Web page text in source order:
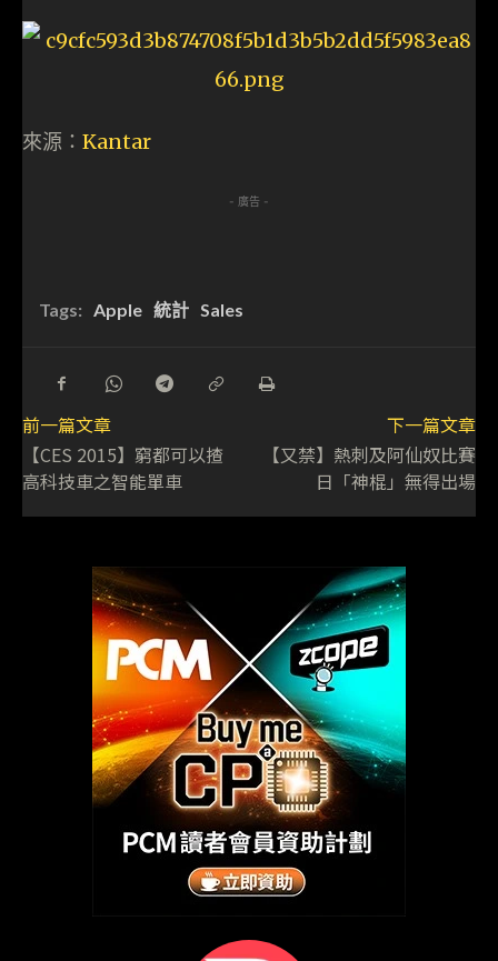
來源： Kantar
- 廣告 -
Tags: Apple 統計 Sales
前一篇文章
【CES 2015】窮都可以揸
高科技車之智能單車
下一篇文章
【又禁】熱刺及阿仙奴比賽
日「神棍」無得出場